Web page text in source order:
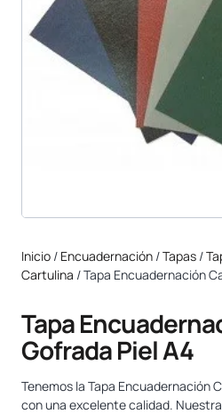
Inicio / Encuadernación /Tapas /
Cartulina / Tapa Encuadernación
Tapa
Gofrada Piel A4
Tenemos la Tapa Encuadernación
con una excelente calidad.